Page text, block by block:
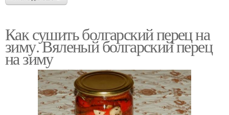
Как сушить болгарский перец на
зиму. Вяленый болгарский перец
на зиму